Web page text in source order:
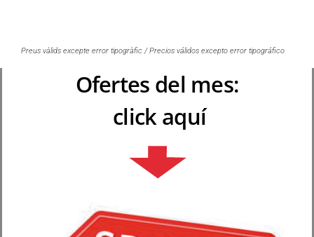
Preus vàlids excepte error tipogràfic / Precios válidos excepto error tipográfico
Ofertes del mes:
click aquí